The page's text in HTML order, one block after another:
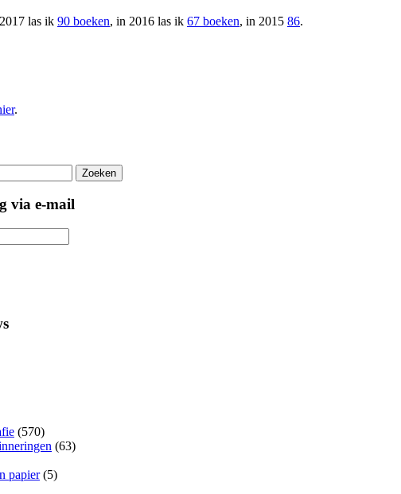
las ik 90 boeken, in 2016 las ik 67 boeken, in 2015 86.
.
via e-mail
(570)
(63)
papier(5)